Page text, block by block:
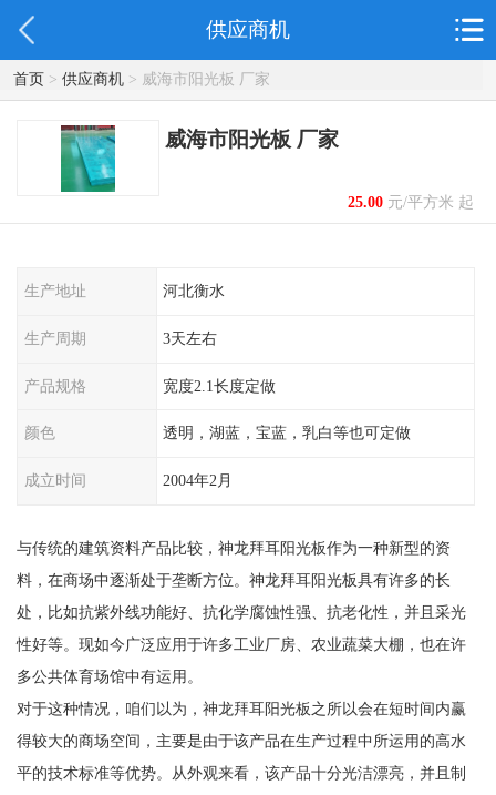
供应商机
首页> 供应商机> 威海市阳光板 厂家
威海市阳光板 厂家
25.00元/平方米 起
生产地址 河北衡水
生产周期 3天左右
产品规格 宽度2.1长度定做
颜色 透明，湖蓝，宝蓝，乳白等也可定做
成立时间 2004年2月
与传统的建筑资料产品比较，神龙拜耳阳光板作为一种新型的资
料，在商场中逐渐处于垄断方位。神龙拜耳阳光板具有许多的长
处，比如抗紫外线功能好、抗化学腐蚀性强、抗老化性，并且采光
性好等。现如今广泛应用于许多工业厂房、农业蔬菜大棚，也在许
多公共体育场馆中有运用。
对于这种情况，咱们以为，神龙拜耳阳光板之所以会在短时间内赢
得较大的商场空间，主要是由于该产品在生产过程中所运用的高水
平的技术标准等优势。从外观来看，该产品十分光洁漂亮，并且制